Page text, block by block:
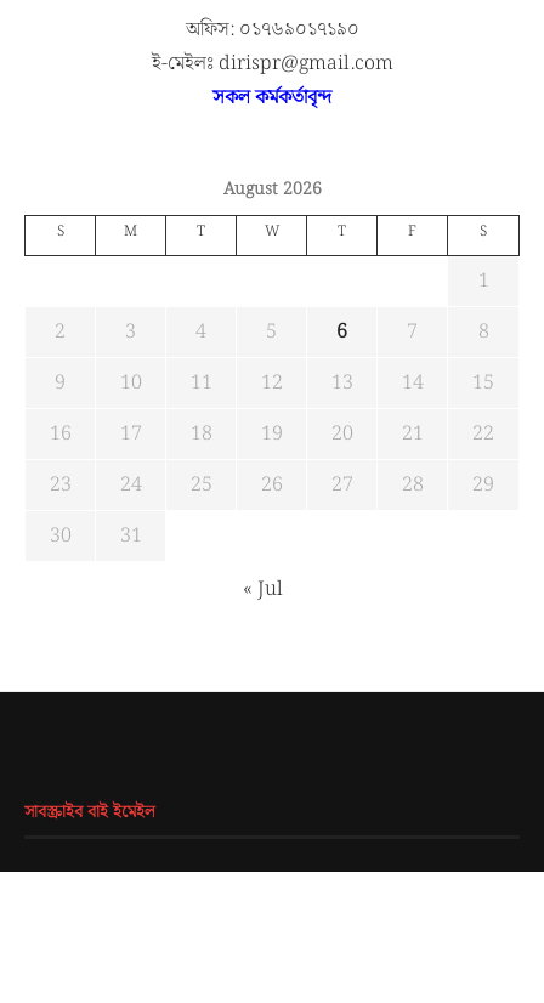
অফিস: ০১৭৬৯০১৭১৯০
ই-মেইলঃ dirispr@gmail.com
সকল কর্মকর্তাবৃন্দ
August 2026
S M T W T F S
1
2
3 4 5 6 7
8
9
10 11 12 13 14
15
16
17 18 19 20 21
22
23
24 25 26 27 28
29
30
31
« Jul
সাবস্ক্রাইব বাই ইমেইল